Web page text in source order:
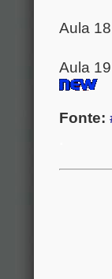
Aula
Aula
Fonte: